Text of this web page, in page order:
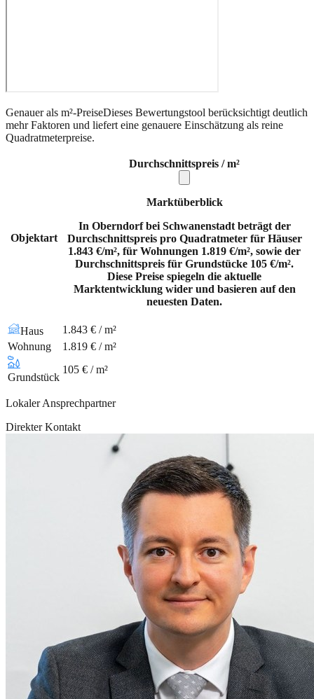
Genauer als m²-PreiseDieses Bewertungstool berücksichtigt deutlich
mehr Faktoren und liefert eine genauere Einschätzung als reine
Quadratmeterpreise.
Objektart
Durchschnittspreis / m²
Marktüberblick
In Oberndorf bei Schwanenstadt beträgt der
Durchschnittspreis pro Quadratmeter für Häuser
1.843 €/m², für Wohnungen 1.819 €/m², sowie der
Durchschnittspreis für Grundstücke 105 €/m².
Diese Preise spiegeln die aktuelle
Marktentwicklung wider und basieren auf den
neuesten Daten.
Haus
1.843 € / m²
Wohnung
1.819 € / m²
Grundstück
105 € / m²
Lokaler Ansprechpartner
Direkter Kontakt